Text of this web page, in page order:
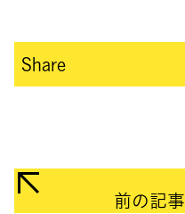
Share
前の記事